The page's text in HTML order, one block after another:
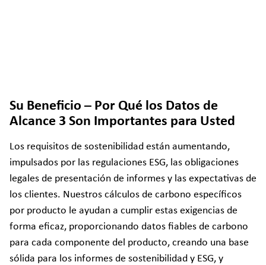
Su Beneficio – Por Qué los Datos de
Alcance 3 Son Importantes para Usted
Los requisitos de sostenibilidad están aumentando,
impulsados por las regulaciones ESG, las obligaciones
legales de presentación de informes y las expectativas de
los clientes. Nuestros cálculos de carbono específicos
por producto le ayudan a cumplir estas exigencias de
forma eficaz, proporcionando datos fiables de carbono
para cada componente del producto, creando una base
sólida para los informes de sostenibilidad y ESG, y